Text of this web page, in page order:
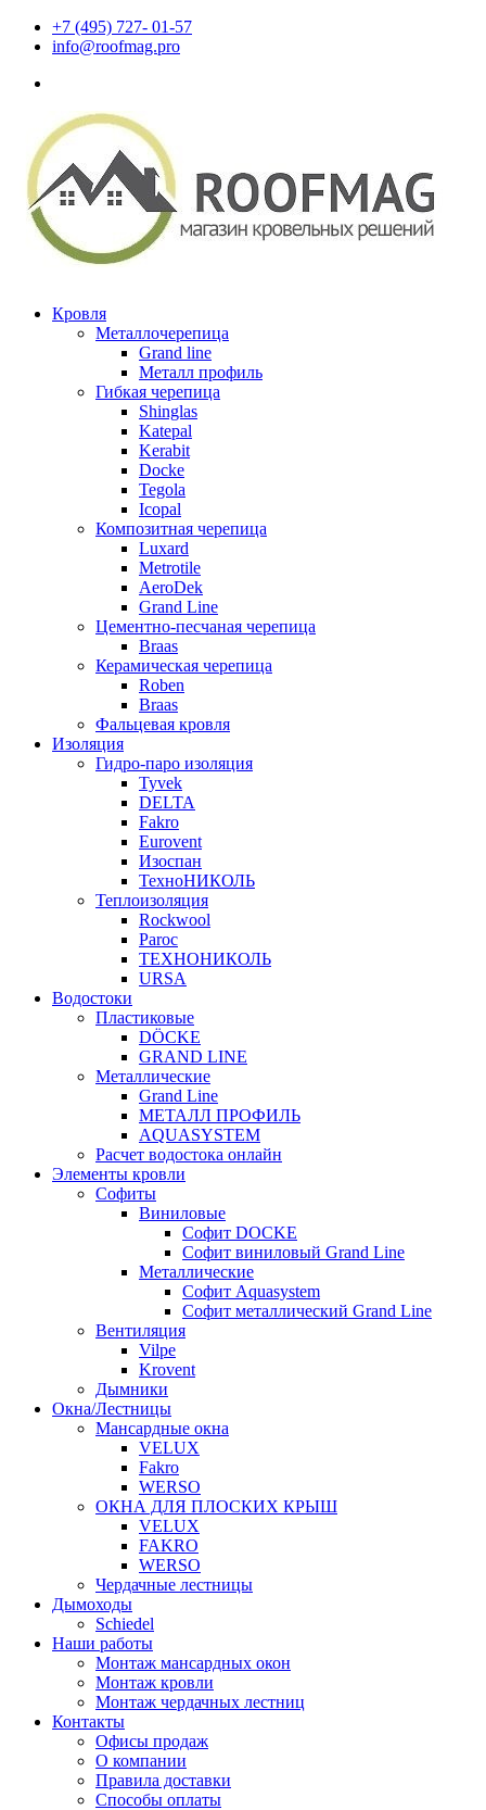
+7 (495) 727- 01-57
info@roofmag.pro
Кровля
Металлочерепица
Grand line
Металл профиль
Гибкая черепица
Shinglas
Katepal
Kerabit
Docke
Tegola
Icopal
Композитная черепица
Luxard
Metrotile
AeroDek
Grand Line
Цементно-песчаная черепица
Braas
Керамическая черепица
Roben
Braas
Фальцевая кровля
Изоляция
Гидро-паро изоляция
Tyvek
DELTA
Fakro
Eurovent
Изоспан
ТехноНИКОЛЬ
Теплоизоляция
Rockwool
Paroc
ТЕХНОНИКОЛЬ
URSA
Водостоки
Пластиковые
DÖCKE
GRAND LINE
Металлические
Grand Line
МЕТАЛЛ ПРОФИЛЬ
AQUASYSTEM
Расчет водостока онлайн
Элементы кровли
Софиты
Виниловые
Софит DOCKE
Софит виниловый Grand Line
Металлические
Софит Aquasystem
Софит металлический Grand Line
Вентиляция
Vilpe
Krovent
Дымники
Окна/Лестницы
Мансардные окна
VELUX
Fakro
WERSO
ОКНА ДЛЯ ПЛОСКИХ КРЫШ
VELUX
FAKRO
WERSO
Чердачные лестницы
Дымоходы
Schiedel
Наши работы
Монтаж мансардных окон
Монтаж кровли
Монтаж чердачных лестниц
Контакты
Офисы продаж
О компании
Правила доставки
Способы оплаты